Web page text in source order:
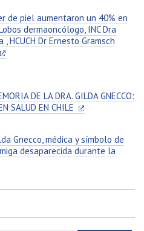
de piel aumentaron un 40% en
dermaoncólogo, INC Dra
HCUCH Dr Ernesto Gramsch
DE LA DRA. GILDA GNECCO:
SALUD EN CHILE
Gnecco, médica y símbolo de
desaparecida durante la